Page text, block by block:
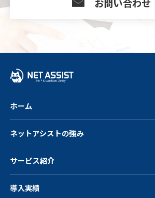
お問い合わせ
ホーム
ネットアシストの強み
サービス紹介
導入実績